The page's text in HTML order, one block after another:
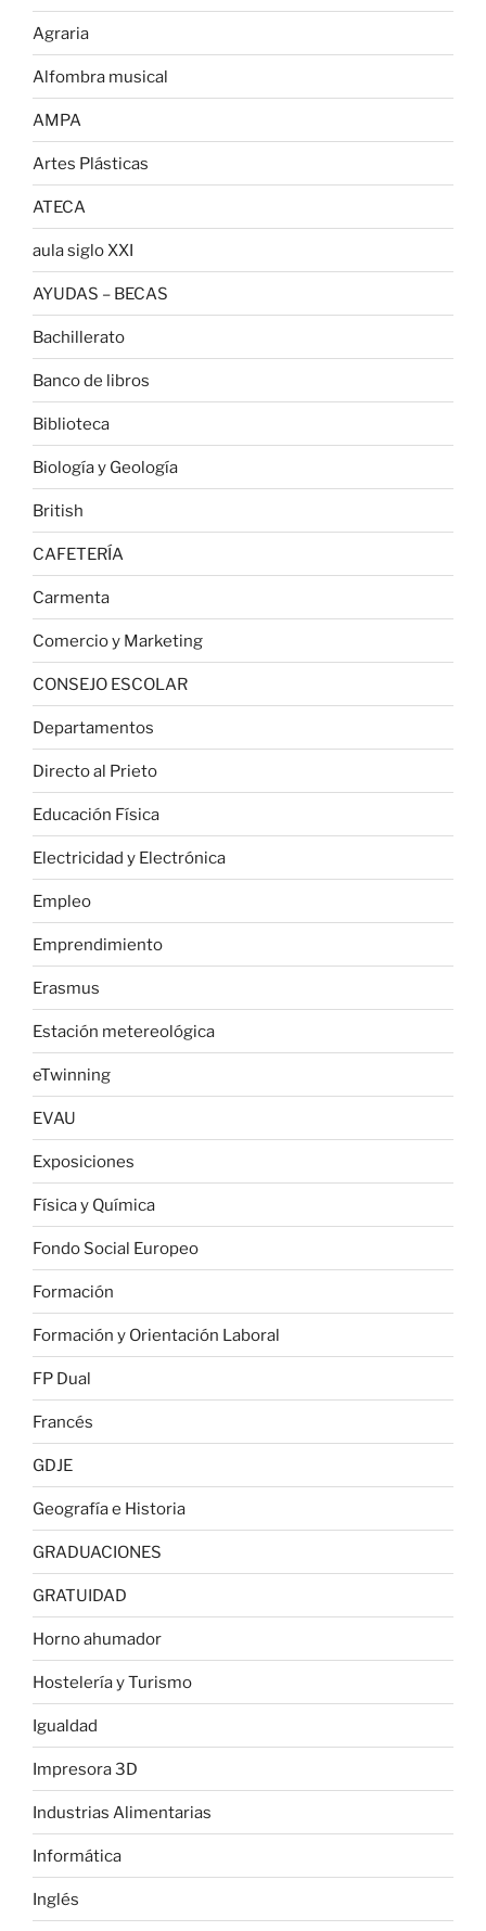
Agraria
Alfombra musical
AMPA
Artes Plásticas
ATECA
aula siglo XXI
AYUDAS – BECAS
Bachillerato
Banco de libros
Biblioteca
Biología y Geología
British
CAFETERÍA
Carmenta
Comercio y Marketing
CONSEJO ESCOLAR
Departamentos
Directo al Prieto
Educación Física
Electricidad y Electrónica
Empleo
Emprendimiento
Erasmus
Estación metereológica
eTwinning
EVAU
Exposiciones
Física y Química
Fondo Social Europeo
Formación
Formación y Orientación Laboral
FP Dual
Francés
GDJE
Geografía e Historia
GRADUACIONES
GRATUIDAD
Horno ahumador
Hostelería y Turismo
Igualdad
Impresora 3D
Industrias Alimentarias
Informática
Inglés